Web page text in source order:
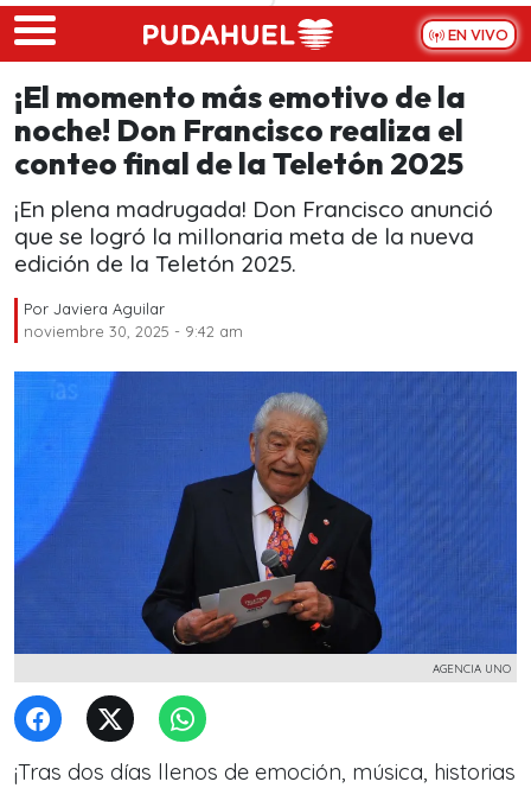
Skip to main content
EN VIVO
¡El momento más emotivo de la
noche! Don Francisco realiza el
conteo final de la Teletón 2025
¡En plena madrugada! Don Francisco anunció
que se logró la millonaria meta de la nueva
edición de la Teletón 2025.
Por Javiera Aguilar
noviembre 30, 2025 - 9:42 am
AGENCIA UNO
¡Tras dos días llenos de emoción, música, historias